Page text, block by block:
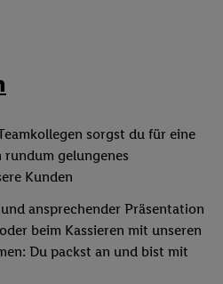
sorgst du für eine
gelungenes
Kunden
ansprechender Präsentation
beim Kassieren mit unseren
Du packst an und bist mit